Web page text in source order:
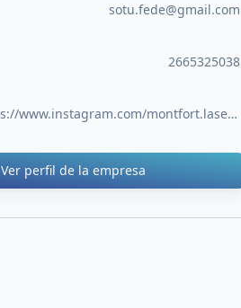
sotu.fede@gmail.com
2665325038
https://www.instagram.com/montfort.laser?igsh=MWhseDlqeW9tYm1lNg==&utm_source=ig_contact_invite
Ver perfil de la empresa